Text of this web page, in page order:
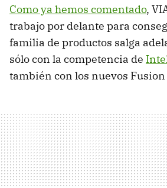
Como ya hemos comentado,
trabajo por delante para
familia de productos salga
sólo con la competencia de
también con los nuevos Fusion